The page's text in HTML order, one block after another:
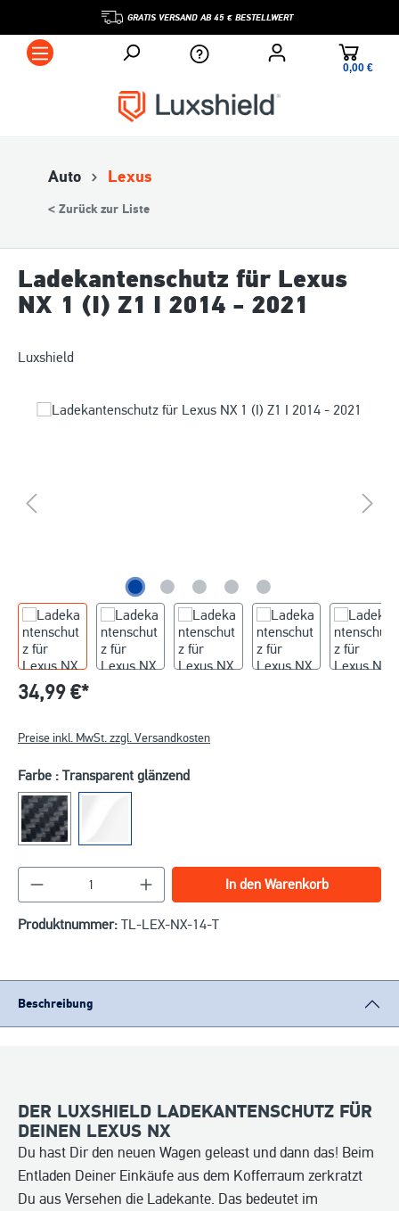
GRATIS VERSAND AB 45 € BESTELLWERT
0,00 €*
Auto Lexus
< Zurück zur Liste
Ladekantenschutz für Lexus
NX 1 (I) Z1 I 2014 - 2021
Luxshield
34,99 €*
Preise inkl. MwSt. zzgl. Versandkosten
Farbe : Transparent glänzend
Produkt Anzahl: Gib den gewünschten Wert
In den Warenkorb
Produktnummer: TL-LEX-NX-14-T
Beschreibung
DER LUXSHIELD LADEKANTENSCHUTZ FÜR
DEINEN LEXUS NX
Du hast Dir den neuen Wagen geleast und dann das! Beim
Entladen Deiner Einkäufe aus dem Kofferraum zerkratzt
Du aus Versehen die Ladekante. Das bedeutet im